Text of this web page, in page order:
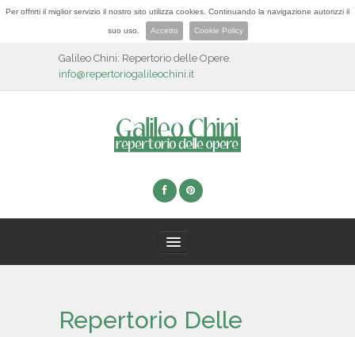
Per offrirti il miglior servizio il nostro sito utilizza cookies. Continuando la navigazione autorizzi il
suo uso. Accetto Cookie Policy
Galileo Chini: Repertorio delle Opere.
info@repertoriogalileochini.it
BIOGRAFIA
Repertorio Delle